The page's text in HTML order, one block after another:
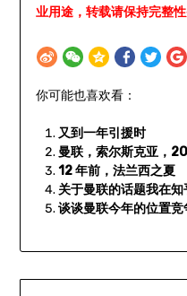
业用途，转载请保持完整
你可能也喜欢看：
又到一年引援时
曼联，索尔斯克亚，
12 年前，法兰西之夏
关于曼联的话题我在
谈谈曼联今年的位置竞